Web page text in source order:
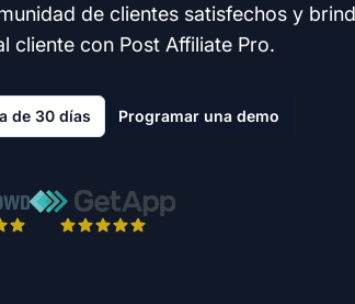
de clientes satisfechos y
cliente con Post Affiliate Pro.
de 30 días Programar una demo